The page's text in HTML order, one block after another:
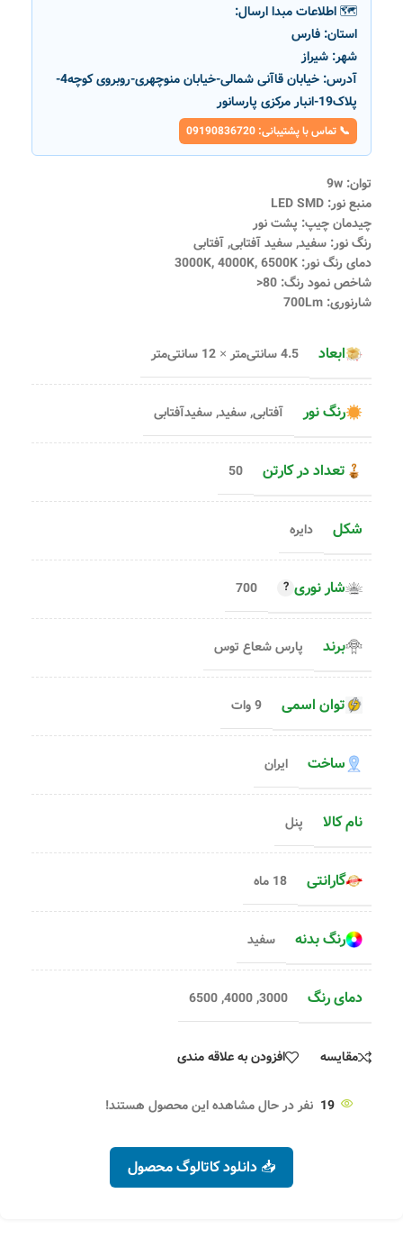
🗺️ اطلاعات مبدا ارسال:
استان: فارس
شهر: شیراز
آدرس:
خیابان قاآنی شمالی-خیابان منوچهری-روبروی کوچه4-
پلاک19-انبار مرکزی پارسانور
📞 تماس با پشتیبانی: 09190836720
توان: 9w
منبع نور: LED SMD
چیدمان چیپ: پشت نور
رنگ نور: سفید, سفید آفتابی, آفتابی
دمای رنگ نور: 3000K, 4000K, 6500K
شاخص نمود رنگ: 80<
شارنوری: 700Lm
ابعاد 4.5 سانتی‌متر × 12 سانتی‌متر
رنگ نور آفتابی,سفید,سفیدآفتابی
تعداد در کارتن 50
شکل دایره
شار نوری 700
برند پارس شعاع توس
توان اسمی 9 وات
ساخت ایران
نام کالا پنل
گارانتی 18 ماه
رنگ بدنه سفید
دمای رنگ 3000
,
4000
,
6500
مقایسه افزودن به علاقه مندی
19 نفر در حال مشاهده این محصول هستند!
📥 دانلود کاتالوگ محصول